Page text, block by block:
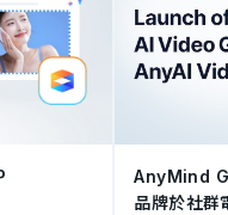
AnyMind
品牌於社群